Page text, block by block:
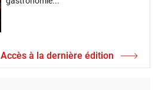
Accès à la dernière édition